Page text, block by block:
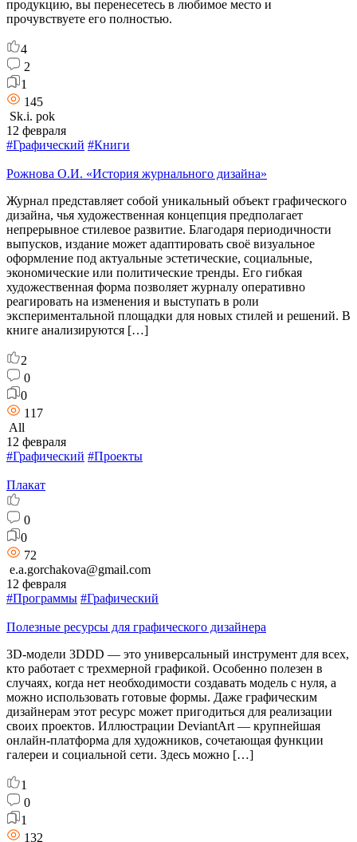
продукцию, вы перенесетесь в любимое место и
прочувствуете его полностью.
4
2
1
145
Sk.i. pok
12 февраля
#Графический #Книги
Рожнова О.И. «История журнального дизайна»
Журнал представляет собой уникальный объект графического
дизайна, чья художественная концепция предполагает
непрерывное стилевое развитие. Благодаря периодичности
выпусков, издание может адаптировать своё визуальное
оформление под актуальные эстетические, социальные,
экономические или политические тренды. Его гибкая
художественная форма позволяет журналу оперативно
реагировать на изменения и выступать в роли
экспериментальной площадки для новых стилей и решений. В
книге анализируются […]
2
0
0
117
All
12 февраля
#Графический #Проекты
Плакат
0
0
72
e.a.gorchakova@gmail.com
12 февраля
#Программы #Графический
Полезные ресурсы для графического дизайнера
3D-модели 3DDD — это универсальный инструмент для всех,
кто работает с трехмерной графикой. Особенно полезен в
случаях, когда нет необходимости создавать модель с нуля, а
можно использовать готовые формы. Даже графическим
дизайнерам этот ресурс может пригодиться для реализации
своих проектов. Иллюстрации DeviantArt — крупнейшая
онлайн-платформа для художников, сочетающая функции
галереи и социальной сети. Здесь можно […]
1
0
1
132